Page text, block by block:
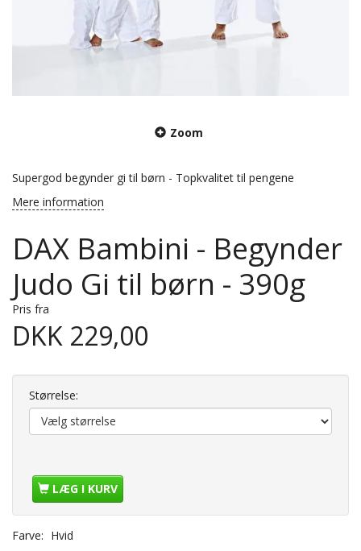
Zoom
Supergod begynder gi til børn - Topkvalitet til pengene
Mere information
DAX Bambini - Begynder
Judo Gi til børn - 390g
Pris fra
DKK 229,00
Størrelse:
LÆG I KURV
Farve: Hvid